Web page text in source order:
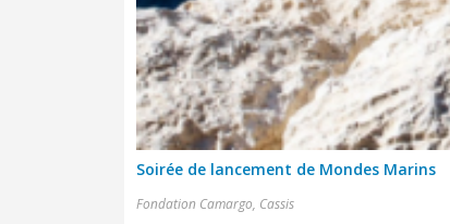
Soirée de lancement de Mondes Marins
Fondation Camargo, Cassis